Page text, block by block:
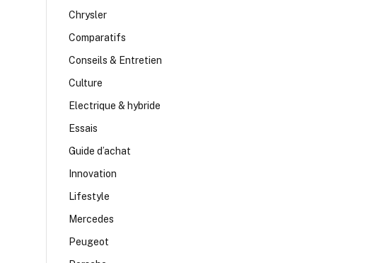
Chrysler
Comparatifs
Conseils & Entretien
Culture
Electrique & hybride
Essais
Guide d’achat
Innovation
Lifestyle
Mercedes
Peugeot